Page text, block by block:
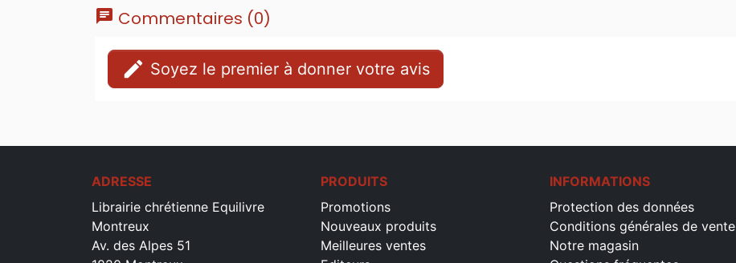
chat Commentaires (0)
edit Soyez le premier à donner votre avis
ADRESSE
Librairie chrétienne Equilivre
Montreux
Av. des Alpes 51
PRODUITS
Promotions
Nouveaux produits
Meilleures ventes
INFORMATIONS
Protection des données
Conditions générales de vente
Notre magasin